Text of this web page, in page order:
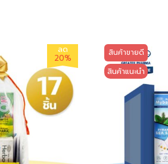
ลด
20%
สินค้าขายดี
สินค้าแนะนำ